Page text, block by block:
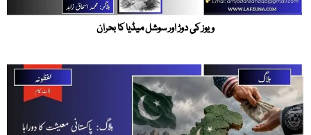
ویوز کی دوڑ اور سوشل میڈیا کا بحران